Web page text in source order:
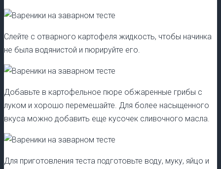
Слейте с отварного картофеля жидкость, чтобы начинка
не была водянистой и пюрируйте его.
Добавьте в картофельное пюре обжаренные грибы с
луком и хорошо перемешайте. Для более насыщенного
вкуса можно добавить еще кусочек сливочного масла.
Для приготовления теста подготовьте воду, муку, яйцо и